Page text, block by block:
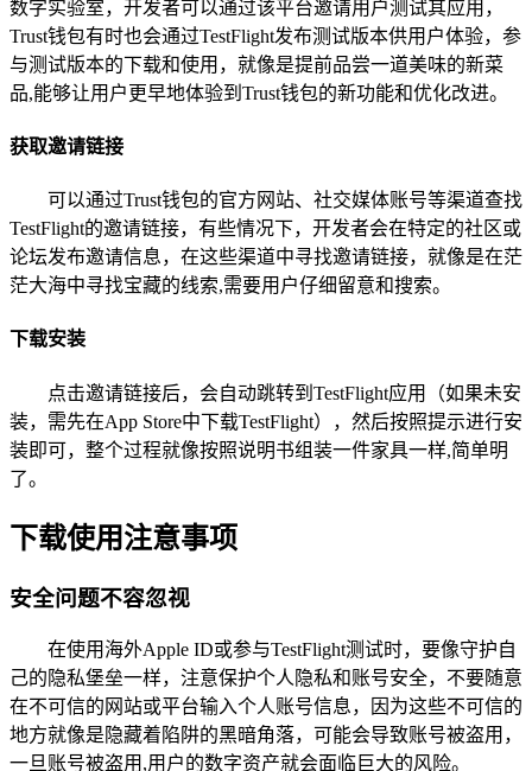
数字实验室，开发者可以通过该平台邀请用户测试其应用，
Trust钱包有时也会通过TestFlight发布测试版本供用户体验，参
与测试版本的下载和使用，就像是提前品尝一道美味的新菜
品,能够让用户更早地体验到Trust钱包的新功能和优化改进。
获取邀请链接
可以通过Trust钱包的官方网站、社交媒体账号等渠道查找
TestFlight的邀请链接，有些情况下，开发者会在特定的社区或
论坛发布邀请信息，在这些渠道中寻找邀请链接，就像是在茫
茫大海中寻找宝藏的线索,需要用户仔细留意和搜索。
下载安装
点击邀请链接后，会自动跳转到TestFlight应用（如果未安
装，需先在App Store中下载TestFlight），然后按照提示进行安
装即可，整个过程就像按照说明书组装一件家具一样,简单明
了。
下载使用注意事项
安全问题不容忽视
在使用海外Apple ID或参与TestFlight测试时，要像守护自
己的隐私堡垒一样，注意保护个人隐私和账号安全，不要随意
在不可信的网站或平台输入个人账号信息，因为这些不可信的
地方就像是隐藏着陷阱的黑暗角落，可能会导致账号被盗用，
一旦账号被盗用,用户的数字资产就会面临巨大的风险。